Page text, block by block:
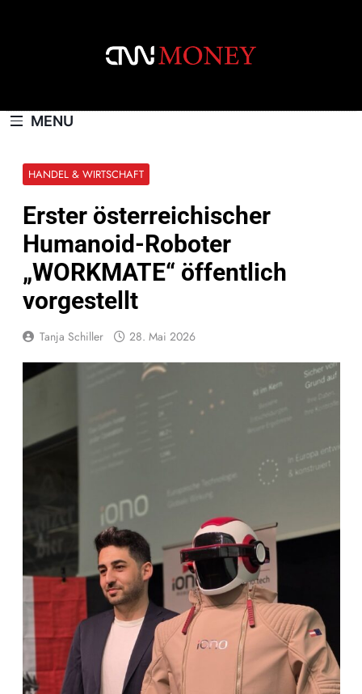
MENU
HANDEL & WIRTSCHAFT
Erster österreichischer
Humanoid-Roboter
„WORKMATE“ öffentlich
vorgestellt
Tanja Schiller 28. Mai 2026